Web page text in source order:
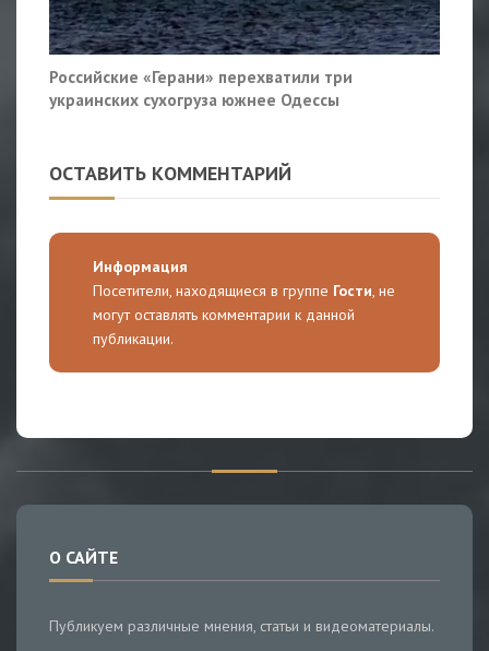
Российские «Герани» перехватили три
украинских сухогруза южнее Одессы
ОСТАВИТЬ КОММЕНТАРИЙ
Информация
Посетители, находящиеся в группе Гости, не
могут оставлять комментарии к данной
публикации.
О САЙТЕ
Публикуем различные мнения, статьи и видеоматериалы.